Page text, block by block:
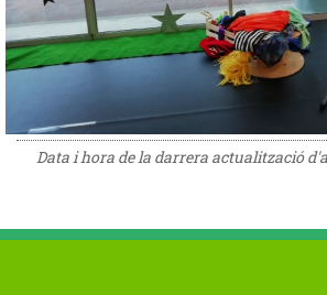
Data i hora de la darrera actualització